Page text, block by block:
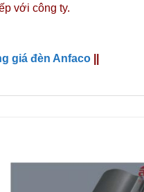
với công ty.
giá đèn Anfaco